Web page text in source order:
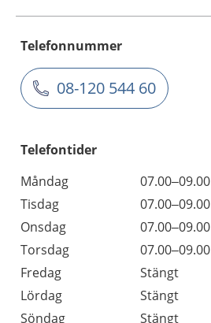
Telefonnummer
08-120 544 60
Telefontider
Måndag
07.00–09.00
Tisdag
07.00–09.00
Onsdag
07.00–09.00
Torsdag
07.00–09.00
Fredag
Stängt
Lördag
Stängt
Söndag
Stängt